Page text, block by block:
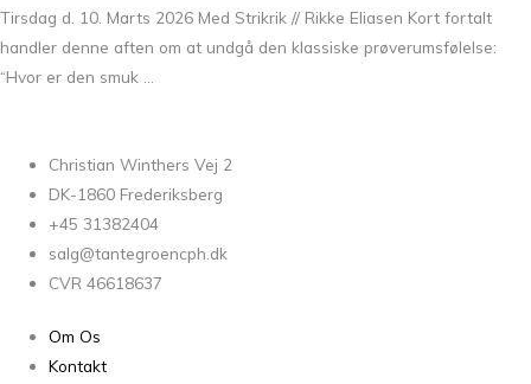
Tirsdag d. 10. Marts 2026 Med Strikrik // Rikke Eliasen Kort fortalt
handler denne aften om at undgå den klassiske prøverumsfølelse:
“Hvor er den smuk …
Christian Winthers Vej 2
DK-1860 Frederiksberg
+45 31382404
salg@tantegroencph.dk
CVR 46618637
Om Os
Kontakt